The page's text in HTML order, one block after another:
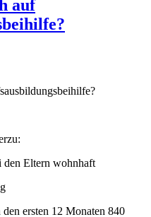
auf
den Eltern wohnhaft
ersten 12 Monaten 840